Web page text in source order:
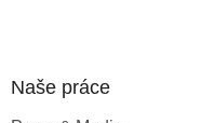
Naše práce